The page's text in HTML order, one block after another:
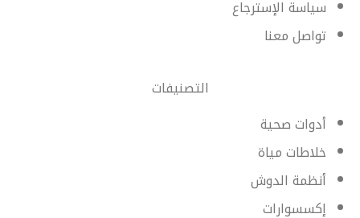
سياسة الإسترجاع
تواصل معنا
التصنيفات
أدوات صحية
خلاطات مياة
أنظمة الدوش
إكسسوارات